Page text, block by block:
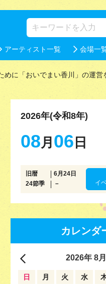
アーティスト一覧 会場一
に「おいでまい香川」の運営
2026年(令和8年)
08月 06 日
旧暦
6月24日
24節季
－
イ
カレンダ
2026年 8月
日 月 火 水